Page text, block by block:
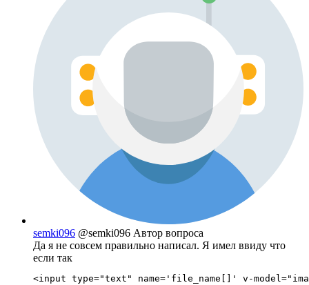
semki096 @semki096 Автор вопроса
Да я не совсем правильно написал. Я имел ввиду что
если так
<input type="text" name='file_name[]' v-